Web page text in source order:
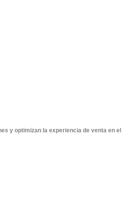
y optimizan la experiencia de venta en el